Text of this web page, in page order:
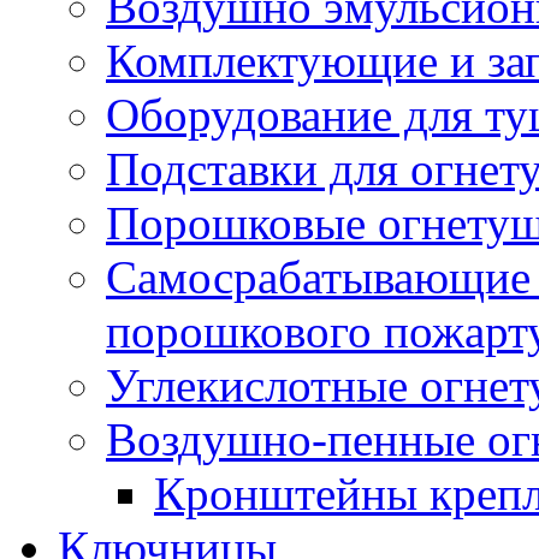
Комплектующие и
Оборудование для
Подставки для
Порошковые
порошкового
Углекислотные
Воздушно-пенные
Кронштейны
Ключницы